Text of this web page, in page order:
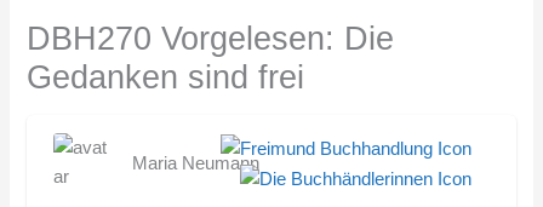
DBH270 Vorgelesen: Die
Gedanken sind frei
Maria Neumann